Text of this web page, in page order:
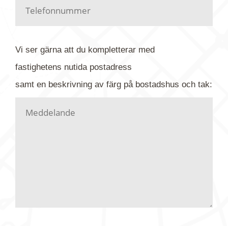
Har du kanske en urblekt flygbild ber vi dig titta på
kontaktar dig så fort vi kan, givetvis utan
Vi ser gärna att du kompletterar med
fastighetens nutidapostadress
samt en beskrivning av färg på bostadshus och tak: